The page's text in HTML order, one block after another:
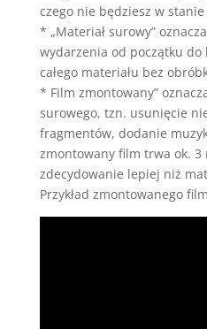
czego nie będziesz w
* „Materiał surowy”
wydarzenia od początku do
całego materiału bez
* Film zmontowany”
surowego, tzn. usunięcie
fragmentów, dodanie
zmontowany film trwa ok. 3
zdecydowanie lepiej niż
Przykład zmontowanego